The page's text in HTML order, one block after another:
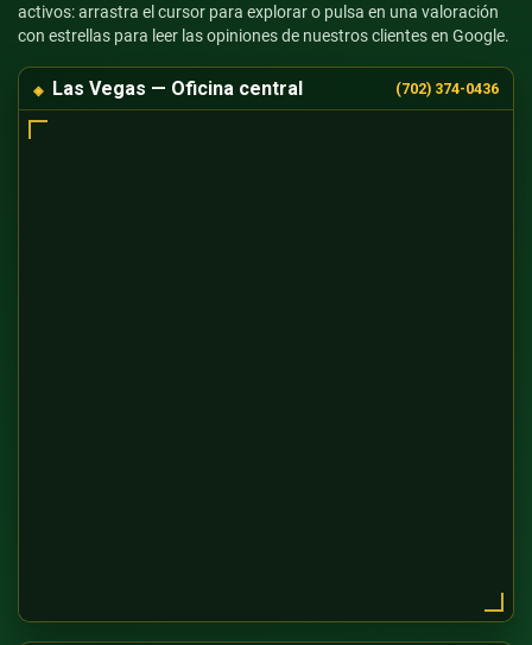
activos: arrastra el cursor para explorar o pulsa en una valoración
con estrellas para leer las opiniones de nuestros clientes en Google.
Las Vegas — Oficina central (702) 374-0436